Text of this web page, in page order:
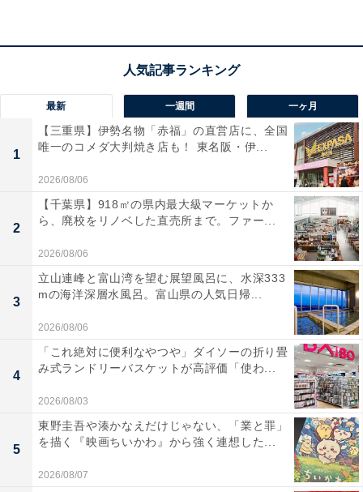
最新 一週間 一ヶ月
1
【三重県】伊勢名物「赤福」の直営店に、全国
唯一のコメダ大判焼き店も！ 東名阪・伊...
2026/08/06
2
【千葉県】918㎡の県内最大級マーケットか
ら、廃校をリノベした直売所まで。ファー...
2026/08/06
3
立山連峰と富山湾を望む展望風呂に、水深333
mの海洋深層水風呂。富山県の人気日帰...
2026/08/06
4
「これ絶対に便利なやつや」ダイソーの折り畳
み式ランドリーバスケットが高評価「使わ...
2026/08/03
5
東野圭吾や湊かなえだけじゃない、「業と罪」
を描く『映画ちいかわ』から強く連想した...
2026/08/07